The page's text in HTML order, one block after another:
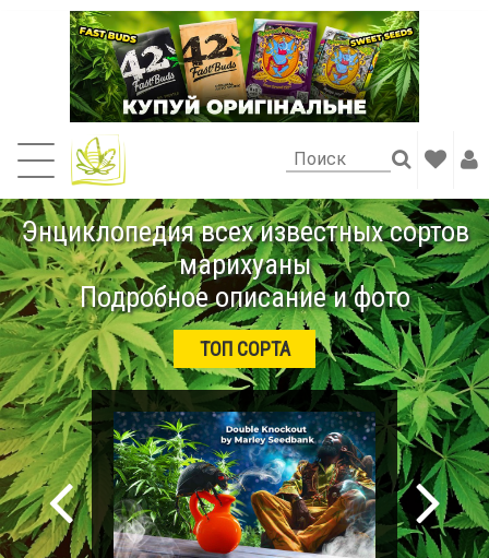
Энциклопедия всех известных сортов
марихуаны
Подробное описание и фото
ТОП СОРТА